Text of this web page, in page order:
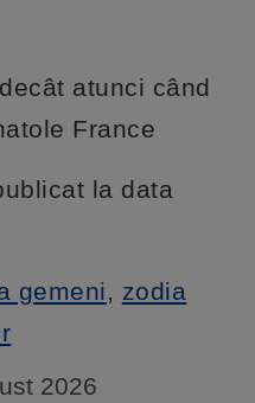
atunci când
France
la data
gemeni, zodia
2026